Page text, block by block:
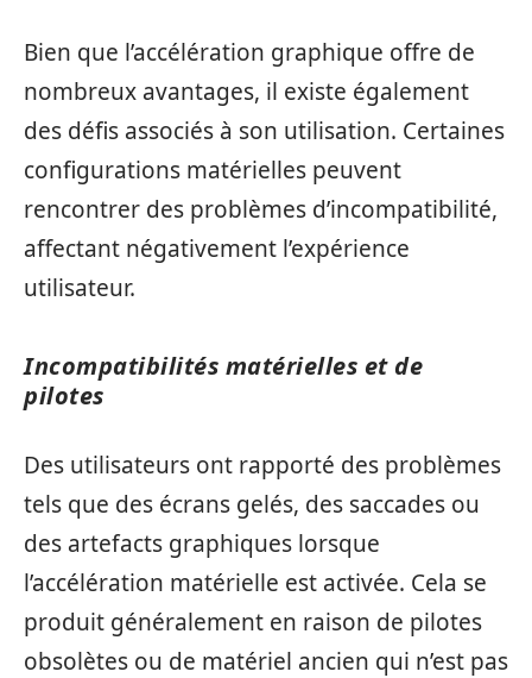
Bien que l’accélération graphique offre de
nombreux avantages, il existe également
des défis associés à son utilisation. Certaines
configurations matérielles peuvent
rencontrer des problèmes d’incompatibilité,
affectant négativement l’expérience
utilisateur.
Incompatibilités matérielles et de
pilotes
Des utilisateurs ont rapporté des problèmes
tels que des écrans gelés, des saccades ou
des artefacts graphiques lorsque
l’accélération matérielle est activée. Cela se
produit généralement en raison de pilotes
obsolètes ou de matériel ancien qui n’est pas